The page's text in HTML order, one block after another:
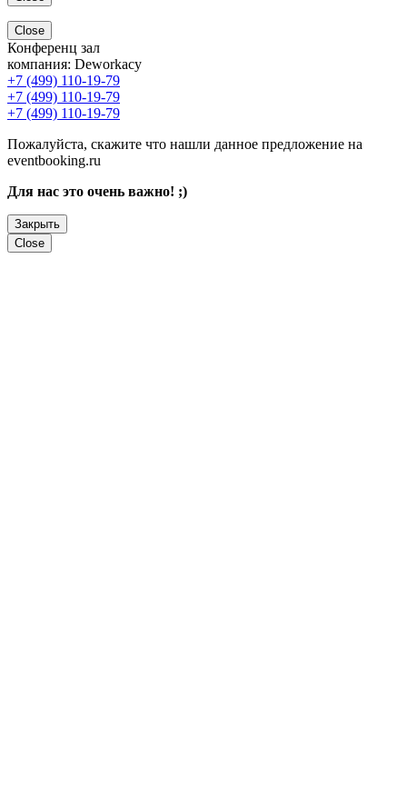
Close
Конференц зал
компания: Deworkacy
+7 (499) 110-19-79
+7 (499) 110-19-79
+7 (499) 110-19-79
Пожалуйста, скажите что нашли данное предложение на
eventbooking.ru
Для нас это очень важно! ;)
Закрыть
Close